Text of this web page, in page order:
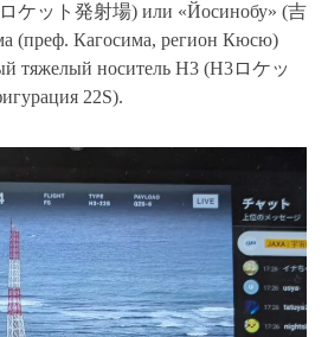
ケット発射場) или «Йосинобу» (吉
(преф. Кагосима, регион Кюсю)
тяжелый носитель H3 (H3ロケッ
22S).